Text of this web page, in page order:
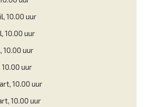
10.00 uur
10.00 uur
10.00 uur
uur
10.00 uur
10.00 uur